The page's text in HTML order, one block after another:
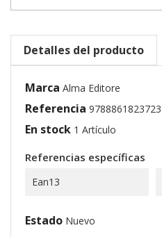
Detalles del producto
Marca Alma Editore
Referencia 9788861823723
En stock 1 Artículo
Referencias específicas
Ean13
Estado Nuevo